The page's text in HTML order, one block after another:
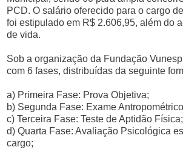
PCD. O salário oferecido para o cargo
foi estipulado em R$ 2.606,95, além do
de vida.
Sob a organização da Fundação
com 6 fases, distribuídas da seguinte
a) Primeira Fase: Prova Objetiva;
b) Segunda Fase: Exame
c) Terceira Fase: Teste de Aptidão Física;
d) Quarta Fase: Avaliação Psicológica
cargo;